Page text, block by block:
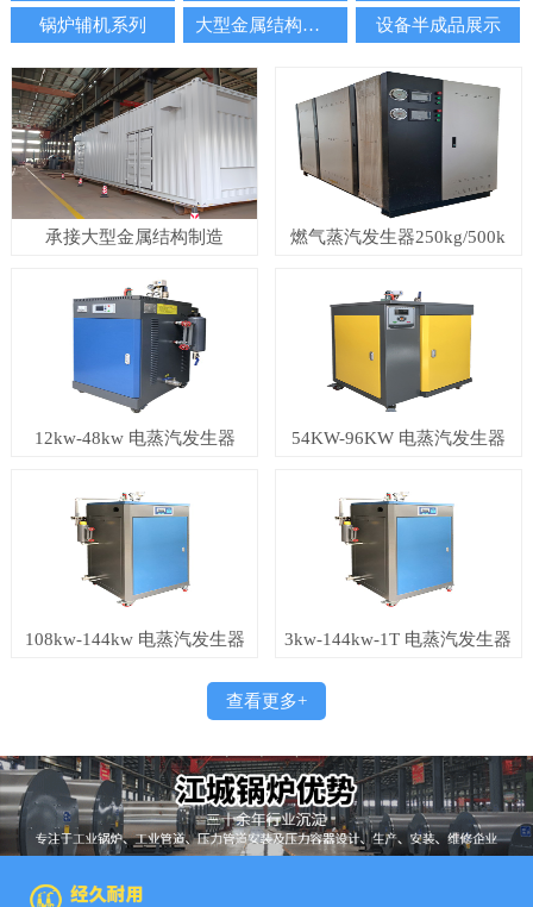
锅炉辅机系列 大型金属结构制造 设备半成品展示
承接大型金属结构制造 燃气蒸汽发生器250kg/500k
12kw-48kw 电蒸汽发生器 54KW-96KW 电蒸汽发生器
108kw-144kw 电蒸汽发生器 3kw-144kw-1T 电蒸汽发生器
查看更多+